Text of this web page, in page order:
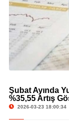
© Şubat
Şubat Ayında
%35,55 Artış
2026-03-23 18:00:34